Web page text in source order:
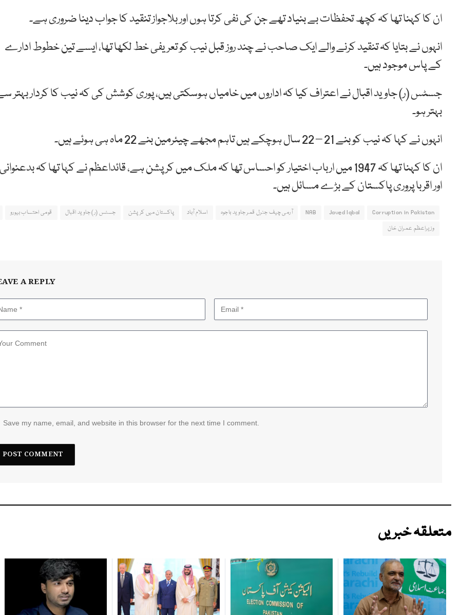
ان کا کہنا تھا کہ کچھ تحفظات بے بنیاد تھے جن کی نفی کرتا ہوں اور بلاجواز تنقید کا جواب دینا ضروری ہے۔
انہوں نے بتایا کہ تنقید کرنے والے ایک صاحب نے چند روز قبل نیب کو تعریفی خط لکھا تھا، ایسے تین خطوط ادارے
کے پاس موجود ہیں۔
جسٹس (ر) جاوید اقبال نے اعتراف کیا کہ اداروں میں خامیاں ہوسکتی ہیں، پوری کوشش کی کہ نیب کا کردار بہتر
بہتر ہو۔
انہوں نے کہا کہ نیب کو بنے 21 – 22 سال ہوچکے ہیں تاہم مجھے چیئرمین بنے 22 ماہ ہی ہوئے ہیں۔
ان کا کہنا تھا کہ 1947 میں ارباب اختیار کو احساس تھا کہ ملک میں کرپشن ہے، قائداعظم نے کہا تھا کہ بدعنوانی
اور اقربا پروری پاکستان کے بڑے مسائل ہیں۔
Corruption in Pakistan
Javed Iqbal
NAB آرمی چیف جنرل قمر جاوید باجوہ اسلام آباد پاکستان میں کرپشن جسٹس (ر) جاوید اقبال قومی احتساب بیورو
وزیراعظم عمران خان
A REPLY
Save my name, email, and website in this browser for the next time I comment.
متعلقہ خبریں